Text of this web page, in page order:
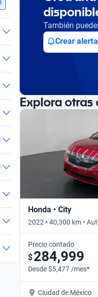
También
Crear alerta
Explora
Honda • City
2022 • 40,300 km •
Precio contado
$284,999
Desde $5,477 /mes*
Ciudad de México